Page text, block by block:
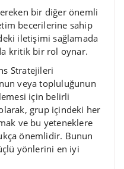
bir diğer önemli
becerilerine sahip
iletişimi sağlamada
kritik bir rol oynar.
Stratejileri
veya topluluğunun
için belirli
grup içindeki her
ve bu yeteneklere
önemlidir. Bunun
yönlerini en iyi